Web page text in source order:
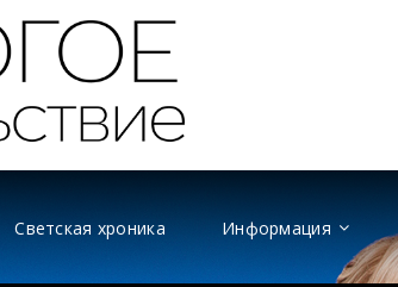
Светская хроника Информация